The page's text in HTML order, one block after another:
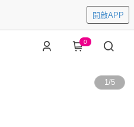
開啟APP
0
1/5